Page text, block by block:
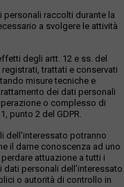
personali raccolti durante la
a svolgere le attività
degli artt. 12 e ss. del
trattati e conservati
misure tecniche e
dei dati personali
o complesso di
punto 2 del GDPR.
dell’interessato potranno
il darne conoscenza ad uno
attuazione a tutti i
personali dell’interessato
o autorità di controllo in